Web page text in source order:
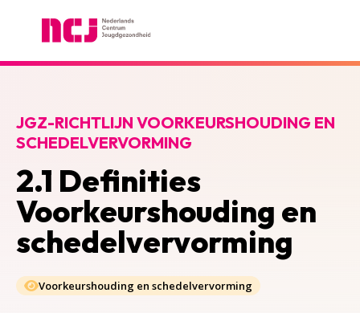
2.1 Definities
Voorkeurshouding en
schedelvervorming
JGZ-RICHTLIJN VOORKEURSHOUDING EN
SCHEDELVERVORMING
Voorkeurshouding en schedelvervorming